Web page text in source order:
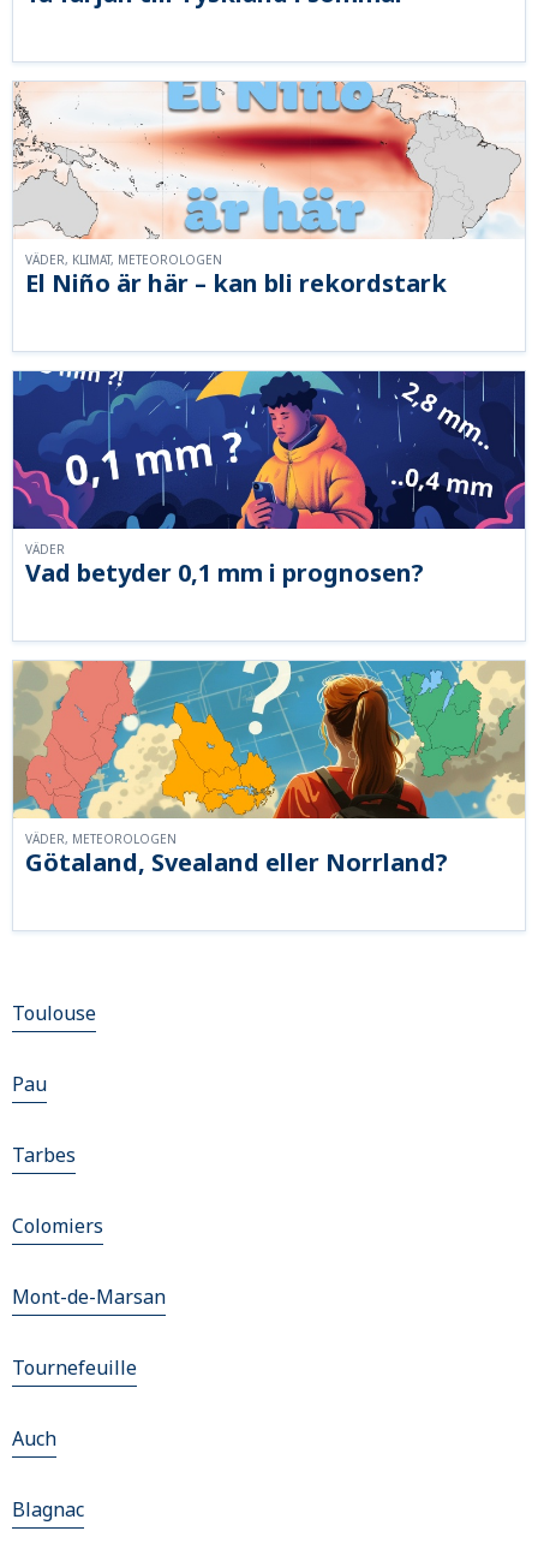
El Niño är här – kan bli rekordstark
VÄDER, KLIMAT, METEOROLOGEN
Vad betyder 0,1 mm i prognosen?
VÄDER
Götaland, Svealand eller Norrland?
VÄDER, METEOROLOGEN
Toulouse
Pau
Tarbes
Colomiers
Mont-de-Marsan
Tournefeuille
Auch
Blagnac